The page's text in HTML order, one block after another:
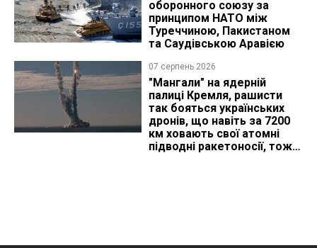
оборонного союзу за
принципом НАТО між
Туреччиною, Пакистаном
та Саудівською Аравією
07 серпень 2026
"Мангали" на ядерній
палиці Кремля, рашисти
так бояться українських
дронів, що навіть за 7200
км ховають свої атомні
підводні ракетоносії, тож